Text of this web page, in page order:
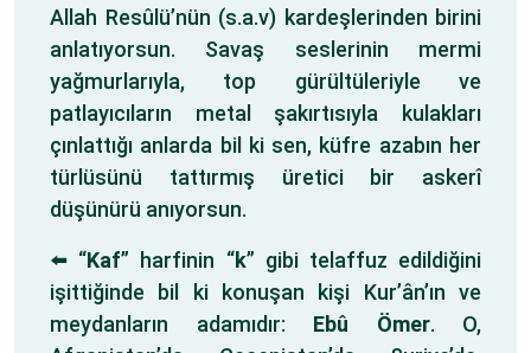
Allah Resûlü’nün (s.a.v) kardeşlerinden birini
anlatıyorsun. Savaş seslerinin mermi
yağmurlarıyla, top gürültüleriyle ve
patlayıcıların metal şakırtısıyla kulakları
çınlattığı anlarda bil ki sen, küfre azabın her
türlüsünü tattırmış üretici bir askerî
düşünürü anıyorsun.
⬅️ “Kaf” harfinin “k” gibi telaffuz edildiğini
işittiğinde bil ki konuşan kişi Kur’ân’ın ve
meydanların adamıdır: Ebû Ömer. O,